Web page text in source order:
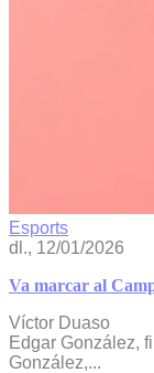
Esports
dl., 12/01/2026
Va marcar al
Víctor Duaso
Edgar González,
González,...